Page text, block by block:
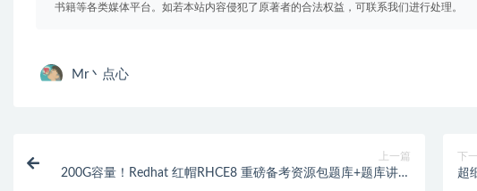
书籍等各类媒体平台。如若本站内容侵犯了原著者的合法权益，可联系我们进行处理。
Mr丶点心
上一篇
200G容量！Redhat 红帽RHCE8 重磅备考资源包题库+题库讲解
下
超